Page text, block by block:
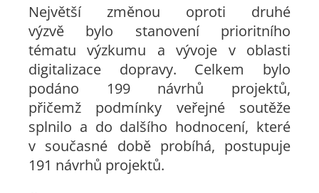
Největší změnou oproti druhé
výzvě bylo stanovení prioritního
tématu výzkumu a vývoje v oblasti
digitalizace dopravy. Celkem bylo
podáno 199 návrhů projektů,
přičemž podmínky veřejné soutěže
splnilo a do dalšího hodnocení, které
v současné době probíhá, postupuje
191 návrhů projektů.